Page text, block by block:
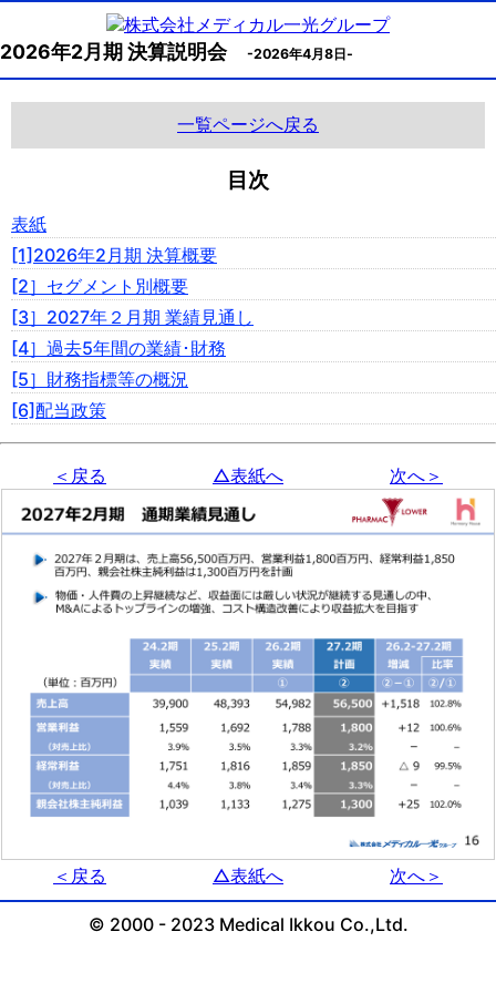
2026年2月期 決算説明会 -2026年4月8日-
一覧ページへ戻る
目次
表紙
[1]2026年2月期 決算概要
[2］セグメント別概要
[3］2027年２月期 業績見通し
[4］過去5年間の業績･財務
[5］財務指標等の概況
[6]配当政策
＜戻る △表紙へ 次へ＞
＜戻る △表紙へ 次へ＞
© 2000 - 2023 Medical Ikkou Co.,Ltd.